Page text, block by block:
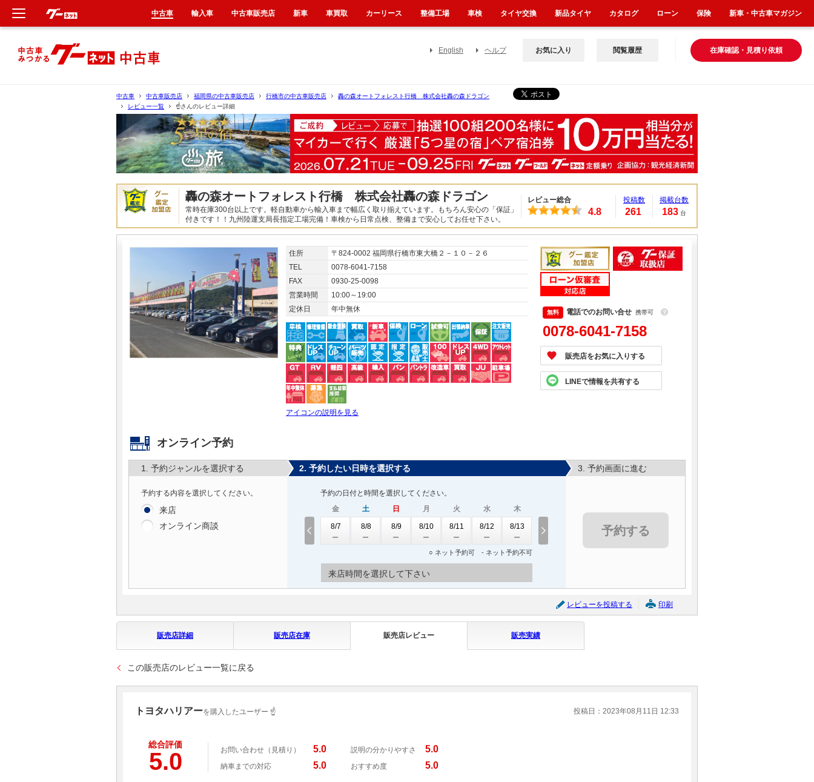
English ヘルプ 在庫確認・見積り依頼
お気に入り 閲覧履歴
中古車 中古車販売店 福岡県の中古車販売店 行橋市の中古車販売店
轟の森オートフォレスト行橋 株式会社轟の森ドラゴン
レビュー一覧
☝️さんのレビュー詳細
轟の森オートフォレスト行橋 株式会社轟の森ドラゴン
常時在庫300台以上です。軽自動車から輸入車まで幅広く取り揃えています。もちろん安心の「保証」
付きです！！九州陸運支局長指定工場完備！車検から日常点検、整備まで安心してお任せ下さい。
レビュー総合
4.8
投稿数
261
掲載台数
183 台
住所
〒824-0002 福岡県行橋市東大橋２－１０－２６
TEL
0078-6041-7158
FAX
0930-25-0098
営業時間
10:00～19:00
定休日
年中無休
アイコンの説明を見る
電話でのお問い合せ 携帯可 ？
0078-6041-7158
販売店をお気に入りする
LINEで情報を共有する
オンライン予約
1. 予約ジャンルを選択する
予約する内容を選択してください。
来店
オンライン商談
2. 予約したい日時を選択する
予約の日付と時間を選択してください。
金
8/7
土
8/8
日
8/9
月
8/10
火
8/11
水
8/12
木
8/13
○ ネット予約可 - ネット予約不可
来店時間を選択して下さい
3. 予約画面に進む
予約する
レビューを投稿する 印刷
販売店詳細 販売店在庫 販売店レビュー 販売実績
この販売店のレビュー一覧に戻る
トヨタハリアーを購入したユーザー ☝️ 投稿日：2023年08月11日 12:33
総合評価
5.0 お問い合わせ（見積り） 5.0 説明の分かりやすさ 5.0
納車までの対応 5.0 おすすめ度 5.0
中古車 輸入車 中古車販売店 新車 車買取 カーリース 整備工場 車検 タイヤ交換 新品タイヤ カタログ ローン 保険 新車・中古車マガジン
新車